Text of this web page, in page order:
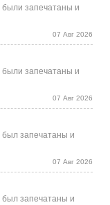
запечатаны и
07 Авг 2026
запечатаны и
07 Авг 2026
запечатаны и
07 Авг 2026
запечатаны и